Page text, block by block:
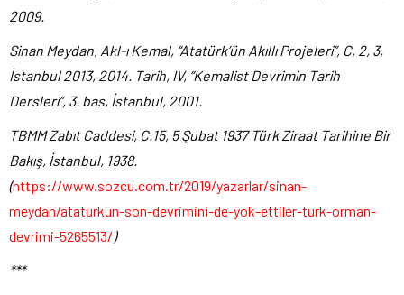
2009.
Sinan Meydan, Akl-ı Kemal, “Atatürk’ün Akıllı Projeleri”, C, 2, 3,
İstanbul 2013, 2014. Tarih, IV, “Kemalist Devrimin Tarih
Dersleri”, 3. bas, İstanbul, 2001.
TBMM Zabıt Caddesi, C.15, 5 Şubat 1937 Türk Ziraat Tarihine Bir
Bakış, İstanbul, 1938.
(https://www.sozcu.com.tr/2019/yazarlar/sinan-
meydan/ataturkun-son-devrimini-de-yok-ettiler-turk-orman-
devrimi-5265513/)
***